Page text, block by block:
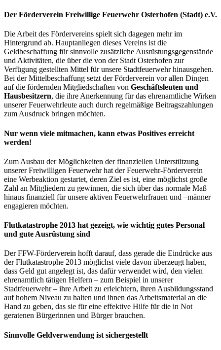
Der Förderverein Freiwillige Feuerwehr Osterhofen (Stadt) e.V.
Die Arbeit des Fördervereins spielt sich dagegen mehr im
Hintergrund ab. Hauptanliegen dieses Vereins ist die
Geldbeschaffung für sinnvolle zusätzliche Ausrüstungsgegenstände
und Aktivitäten, die über die von der Stadt Osterhofen zur
Verfügung gestellten Mittel für unsere Stadtfeuerwehr hinausgehen.
Bei der Mittelbeschaffung setzt der Förderverein vor allen Dingen
auf die fördernden Mitgliedschaften von Geschäftsleuten und
Hausbesitzern, die ihre Anerkennung für das ehrenamtliche Wirken
unserer Feuerwehrleute auch durch regelmäßige Beitragszahlungen
zum Ausdruck bringen möchten.
Nur wenn viele mitmachen, kann etwas Positives erreicht
werden!
Zum Ausbau der Möglichkeiten der finanziellen Unterstützung
unserer Freiwilligen Feuerwehr hat der Feuerwehr-Förderverein
eine Werbeaktion gestartet, deren Ziel es ist, eine möglichst große
Zahl an Mitgliedern zu gewinnen, die sich über das normale Maß
hinaus finanziell für unsere aktiven Feuerwehrfrauen und –männer
engagieren möchten.
Flutkatastrophe 2013 hat gezeigt, wie wichtig gutes Personal
und gute Ausrüstung sind
Der FFW-Förderverein hofft darauf, dass gerade die Eindrücke aus
der Flutkatastrophe 2013 möglichst viele davon überzeugt haben,
dass Geld gut angelegt ist, das dafür verwendet wird, den vielen
ehrenamtlich tätigen Helfern – zum Beispiel in unserer
Stadtfeuerwehr – ihre Arbeit zu erleichtern, ihren Ausbildungsstand
auf hohem Niveau zu halten und ihnen das Arbeitsmaterial an die
Hand zu geben, das sie für eine effektive Hilfe für die in Not
geratenen Bürgerinnen und Bürger brauchen.
Sinnvolle Geldverwendung ist sichergestellt